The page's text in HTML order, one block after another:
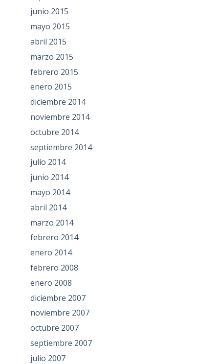
junio 2015
mayo 2015
abril 2015
marzo 2015
febrero 2015
enero 2015
diciembre 2014
noviembre 2014
octubre 2014
septiembre 2014
julio 2014
junio 2014
mayo 2014
abril 2014
marzo 2014
febrero 2014
enero 2014
febrero 2008
enero 2008
diciembre 2007
noviembre 2007
octubre 2007
septiembre 2007
julio 2007